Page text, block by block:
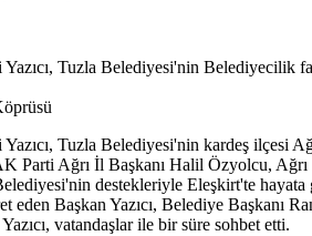
Tuzla Belediyesi'nin Belediyecilik
Yazıcı, Tuzla Belediyesi'nin kardeş
Parti Ağrı İl Başkanı Halil Özyolcu,
Belediyesi'nin destekleriyle Eleşkirt'te
Başkan Yazıcı, Belediye Başkanı
vatandaşlar ile bir süre sohbet etti.